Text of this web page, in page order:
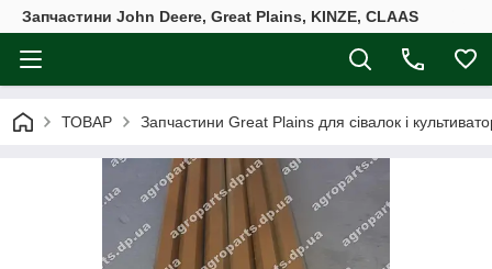
Запчастини John Deere, Great Plains, KINZE, CLAAS
ТОВАР Запчастини Great Plains для сівалок і